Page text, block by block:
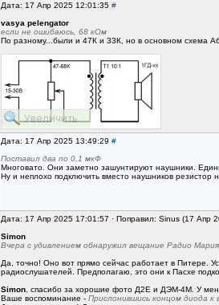
Дата: 17 Апр 2025 12:01:35 #
vasya pelengator
если не ошибаюсь, 68 кОм
По разному...были и 47К и 33К, но в основном схема
Дата: 17 Апр 2025 13:49:29 #
Поставил два по 0,1 мкФ
Многовато. Они заметно зашунтируют наушники.
Ну и неплохо подключить вместо наушников
Дата: 17 Апр 2025 17:01:57 · Поправил: Sinus (17 Апр
Simon
Вчера с удивлением обнаружил вещание Радио
Да, точно! Оно вот прямо сейчас работает в Питере.
радиослушателей. Предполагаю, это они к Пасхе
Simon , спасибо за хорошие фото Д2Е и ДЭМ-4М. У
Ваше воспоминание - Прислонившись концом диода